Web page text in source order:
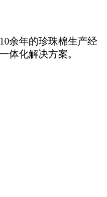
余年的珍珠棉生产经
体化解决方案。